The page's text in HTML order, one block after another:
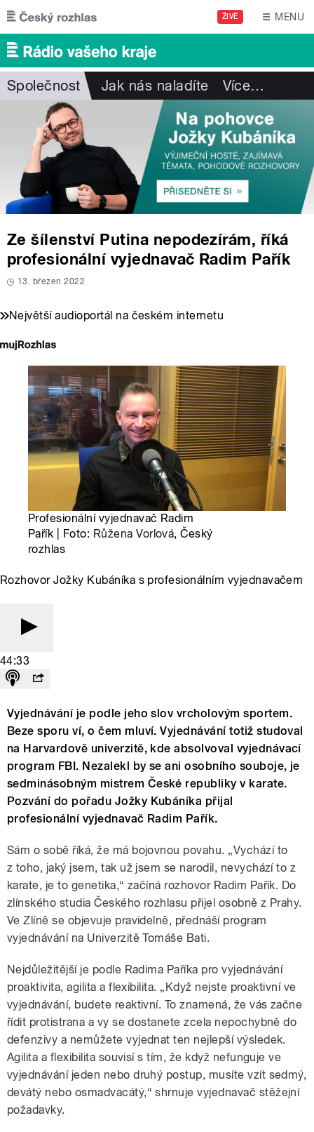
Přejít k hlavnímu obsahu
ŽIVĚ MENU
Společnost Jak nás naladíte Více…
Ze šílenství Putina nepodezírám, říká
profesionální vyjednavač Radim Pařík
13. březen 2022
Největší audioportál na českém internetu
Profesionální vyjednavač Radim
Pařík | Foto: Růžena Vorlová, Český
rozhlas
Rozhovor Jožky Kubáníka s profesionálním vyjednavačem
44:33
Vyjednávání je podle jeho slov vrcholovým sportem.
Beze sporu ví, o čem mluví. Vyjednávání totiž studoval
na Harvardově univerzitě, kde absolvoval vyjednávací
program FBI. Nezalekl by se ani osobního souboje, je
sedminásobným mistrem České republiky v karate.
Pozvání do pořadu Jožky Kubáníka přijal
profesionální vyjednavač Radim Pařík.
Sám o sobě říká, že má bojovnou povahu. „Vychází to
z toho, jaký jsem, tak už jsem se narodil, nevychází to z
karate, je to genetika,“ začíná rozhovor Radim Pařík. Do
zlínského studia Českého rozhlasu přijel osobně z Prahy.
Ve Zlíně se objevuje pravidelně, přednáší program
vyjednávání na Univerzitě Tomáše Bati.
Nejdůležitější je podle Radima Paříka pro vyjednávání
proaktivita, agilita a flexibilita. „Když nejste proaktivní ve
vyjednávání, budete reaktivní. To znamená, že vás začne
řídit protistrana a vy se dostanete zcela nepochybně do
defenzivy a nemůžete vyjednat ten nejlepší výsledek.
Agilita a flexibilita souvisí s tím, že když nefunguje ve
vyjednávání jeden nebo druhý postup, musíte vzít sedmý,
devátý nebo osmadvacátý,“ shrnuje vyjednavač stěžejní
požadavky.